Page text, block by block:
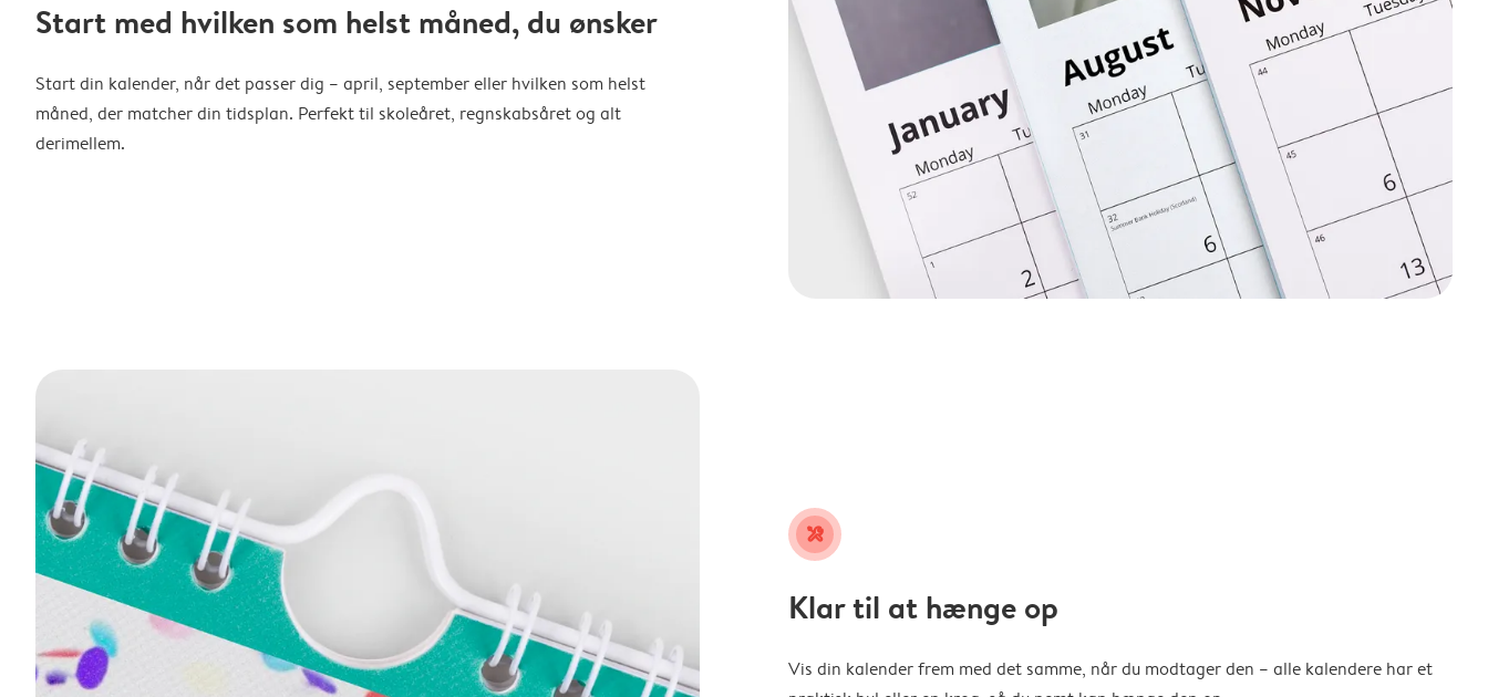
Start med hvilken som helst måned, du ønsker
Start din kalender, når det passer dig – april, september eller hvilken som helst
måned, der matcher din tidsplan. Perfekt til skoleåret, regnskabsåret og alt
derimellem.
tools
Klar til at hænge op
Vis din kalender frem med det samme, når du modtager den – alle kalendere har et